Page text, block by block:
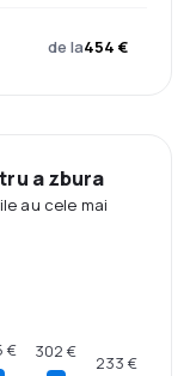
de la454 €
a zbura
au cele mai
€ 302 €
233 €